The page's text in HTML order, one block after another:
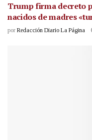
Trump firma decreto
nacidos de madres
por Redacción Diario La Página